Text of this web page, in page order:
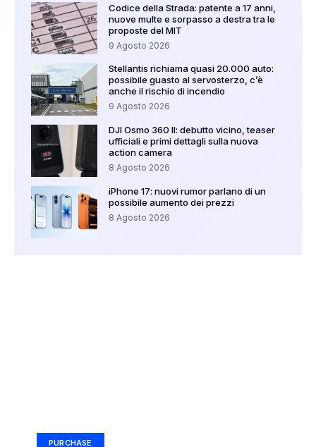
Codice della Strada: patente a 17 anni,
nuove multe e sorpasso a destra tra le
proposte del MIT
9 Agosto 2026
Stellantis richiama quasi 20.000 auto:
possibile guasto al servosterzo, c’è
anche il rischio di incendio
9 Agosto 2026
DJI Osmo 360 II: debutto vicino, teaser
ufficiali e primi dettagli sulla nuova
action camera
8 Agosto 2026
iPhone 17: nuovi rumor parlano di un
possibile aumento dei prezzi
8 Agosto 2026
PURCHASE